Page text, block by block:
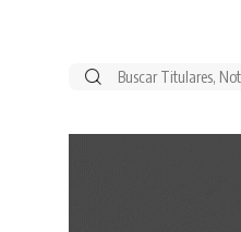
Buscar